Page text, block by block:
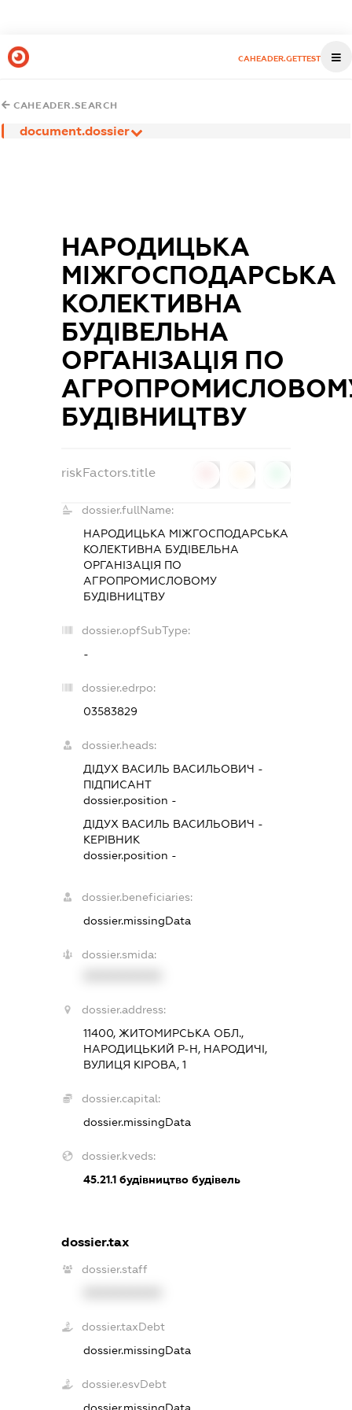
CAHEADER.GETTEST
CAHEADER.SEARCH
document.dossier
НАРОДИЦЬКА
МІЖГОСПОДАРСЬКА
КОЛЕКТИВНА
БУДІВЕЛЬНА
ОРГАНІЗАЦІЯ ПО
БУДІВНИЦТВУ
riskFactors.title
dossier.fullName:
НАРОДИЦЬКА МІЖГОСПОДАРСЬКА
КОЛЕКТИВНА БУДІВЕЛЬНА
ОРГАНІЗАЦІЯ ПО
АГРОПРОМИСЛОВОМУ
БУДІВНИЦТВУ
dossier.opfSubType:
-
dossier.edrpo:
03583829
dossier.heads:
ДІДУХ ВАСИЛЬ ВАСИЛЬОВИЧ -
ПІДПИСАНТ
dossier.position -
ДІДУХ ВАСИЛЬ ВАСИЛЬОВИЧ -
КЕРІВНИК
dossier.position -
dossier.beneficiaries:
dossier.missingData
dossier.smida:
dossier.address:
11400, ЖИТОМИРСЬКА ОБЛ.,
НАРОДИЦЬКИЙ Р-Н, НАРОДИЧІ,
ВУЛИЦЯ КІРОВА, 1
dossier.capital:
dossier.missingData
dossier.kveds:
45.21.1 будівництво будівель
dossier.tax
dossier.staff
dossier.taxDebt
dossier.missingData
dossier.esvDebt
dossier.missingData